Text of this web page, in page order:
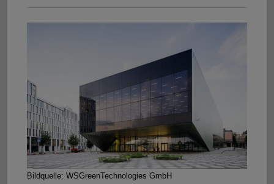
Bildquelle: WSGreenTechnologies GmbH